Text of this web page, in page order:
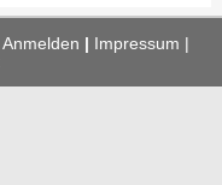
Anmelden
Impressum |